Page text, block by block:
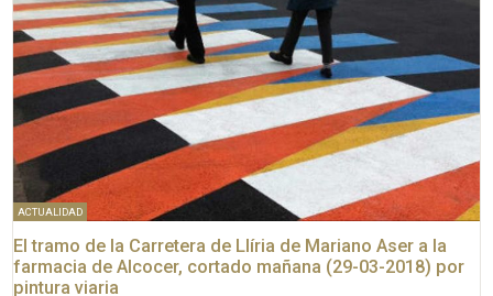
ACTUALIDAD
El tramo de la Carretera de Llíria de Mariano Aser a la
farmacia de Alcocer, cortado mañana (29-03-2018) por
pintura viaria